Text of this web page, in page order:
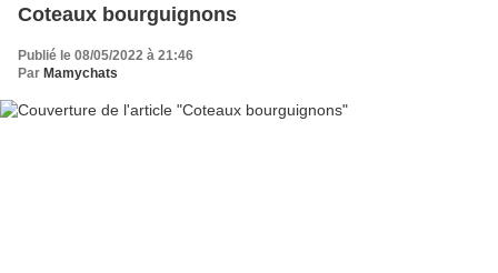
Coteaux bourguignons
Publié le 08/05/2022 à 21:46
Par Mamychats